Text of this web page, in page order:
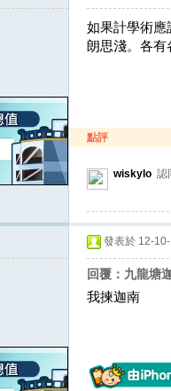
如果計學術應
朗思淺。各有
點評
wiskylo
發表於 12-
回覆：九龍塘
我揀迦南